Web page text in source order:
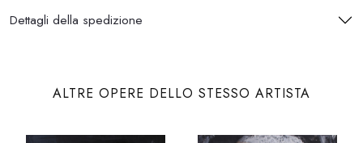
Dettagli della spedizione
ALTRE OPERE DELLO STESSO ARTISTA